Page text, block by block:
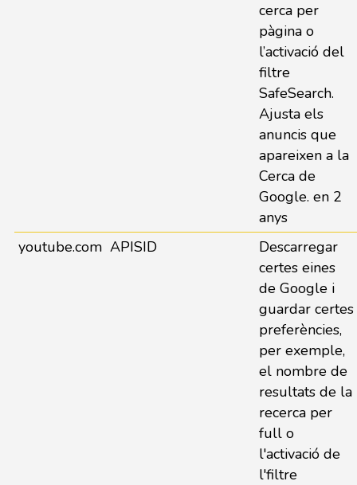
cerca per
pàgina o
l’activació del
filtre
SafeSearch.
Ajusta els
anuncis que
apareixen a la
Cerca de
Google. en 2
anys
youtube.com APISID
Descarregar
certes eines
de Google i
guardar certes
preferències,
per exemple,
el nombre de
resultats de la
recerca per
full o
l'activació de
l'filtre